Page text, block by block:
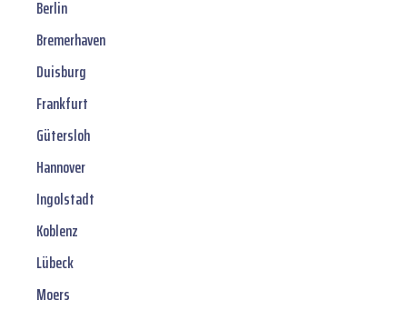
Berlin
Bremerhaven
Duisburg
Frankfurt
Gütersloh
Hannover
Ingolstadt
Koblenz
Lübeck
Moers